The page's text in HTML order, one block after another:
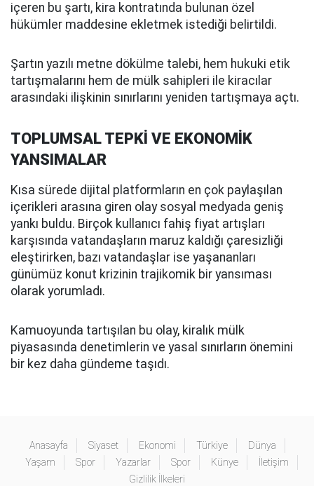
içeren bu şartı, kira kontratında bulunan özel
hükümler maddesine ekletmek istediği belirtildi.
Şartın yazılı metne dökülme talebi, hem hukuki etik
tartışmalarını hem de mülk sahipleri ile kiracılar
arasındaki ilişkinin sınırlarını yeniden tartışmaya açtı.
TOPLUMSAL TEPKİ VE EKONOMİK
YANSIMALAR
Kısa sürede dijital platformların en çok paylaşılan
içerikleri arasına giren olay sosyal medyada geniş
yankı buldu. Birçok kullanıcı fahiş fiyat artışları
karşısında vatandaşların maruz kaldığı çaresizliği
eleştirirken, bazı vatandaşlar ise yaşananları
günümüz konut krizinin trajikomik bir yansıması
olarak yorumladı.
Kamuoyunda tartışılan bu olay, kiralık mülk
piyasasında denetimlerin ve yasal sınırların önemini
bir kez daha gündeme taşıdı.
Anasayfa Siyaset Ekonomi Türkiye
Dünya
Yaşam
Spor Yazarlar Spor Künye
İletişim
Gizlilik İlkeleri